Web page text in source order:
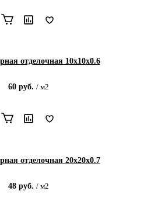
отделочная 10х10х0.6
60 руб. / м2
отделочная 20х20х0.7
48 руб. / м2